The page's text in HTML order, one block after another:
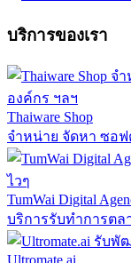
บริการของเรา
Thaiware Shop
จำหน่าย จัดหา ซอ
TumWai Digital
บริการรับทำการตล
Ultromate.ai